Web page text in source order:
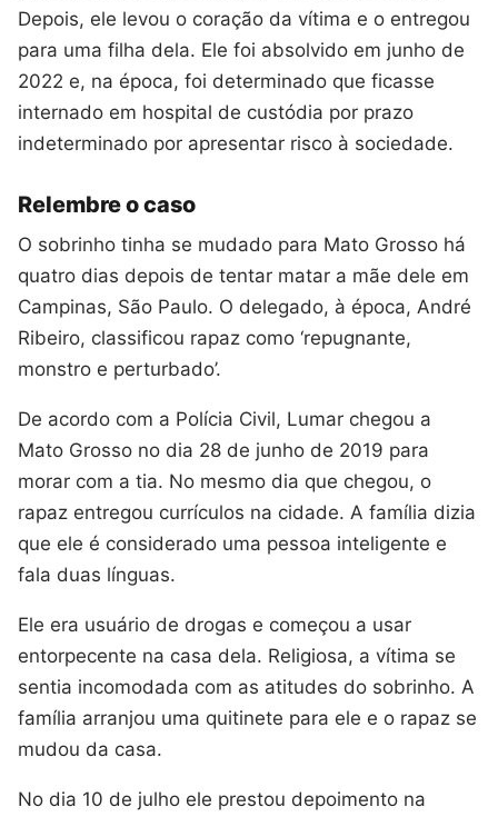
Depois, ele levou o coração da vítima e o entregou
para uma filha dela. Ele foi absolvido em junho de
2022 e, na época, foi determinado que ficasse
internado em hospital de custódia por prazo
indeterminado por apresentar risco à sociedade.
Relembre o caso
O sobrinho tinha se mudado para Mato Grosso há
quatro dias depois de tentar matar a mãe dele em
Campinas, São Paulo. O delegado, à época, André
Ribeiro, classificou rapaz como ‘repugnante,
monstro e perturbado’.
De acordo com a Polícia Civil, Lumar chegou a
Mato Grosso no dia 28 de junho de 2019 para
morar com a tia. No mesmo dia que chegou, o
rapaz entregou currículos na cidade. A família dizia
que ele é considerado uma pessoa inteligente e
fala duas línguas.
Ele era usuário de drogas e começou a usar
entorpecente na casa dela. Religiosa, a vítima se
sentia incomodada com as atitudes do sobrinho. A
família arranjou uma quitinete para ele e o rapaz se
mudou da casa.
No dia 10 de julho ele prestou depoimento na